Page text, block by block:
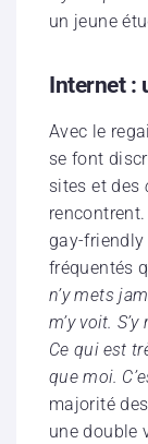
un jeune
Internet :
Avec le
se font
sites et des
gay-
fréquentés
n’y mets
m’y voit.
Ce qui est
que moi.
majorité
une double